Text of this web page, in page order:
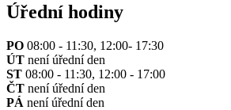
Úřední hodiny
PO 08:00 - 11:30, 12:00- 17:30
ÚT není úřední den
ST 08:00 - 11:30, 12:00 - 17:00
ČT není úřední den
PÁ není úřední den